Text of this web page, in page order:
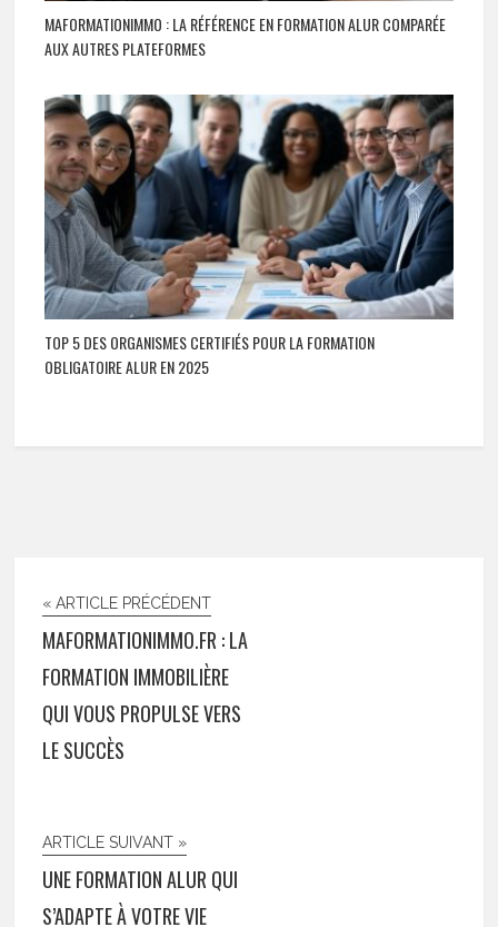
MAFORMATIONIMMO : LA RÉFÉRENCE EN FORMATION ALUR COMPARÉE
AUX AUTRES PLATEFORMES
TOP 5 DES ORGANISMES CERTIFIÉS POUR LA FORMATION
OBLIGATOIRE ALUR EN 2025
« ARTICLE PRÉCÉDENT
MAFORMATIONIMMO.FR : LA
FORMATION IMMOBILIÈRE
QUI VOUS PROPULSE VERS
LE SUCCÈS
ARTICLE SUIVANT »
UNE FORMATION ALUR QUI
S’ADAPTE À VOTRE VIE